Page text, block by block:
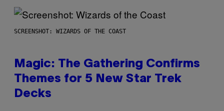
SCREENSHOT: WIZARDS OF THE COAST
Magic: The Gathering Confirms
Themes for 5 New Star Trek
Decks